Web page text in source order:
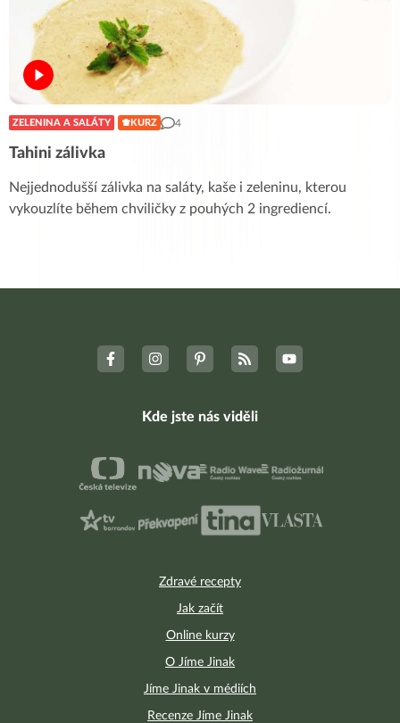
ZELENINA A SALÁTY KURZ 4
Tahini zálivka
Nejjednodušší zálivka na saláty, kaše i zeleninu, kterou
vykouzlíte během chviličky z pouhých 2 ingrediencí.
Zdravé recepty
Jak začít
Online kurzy
O Jíme Jinak
Jíme Jinak v médiích
Recenze Jíme Jinak
Kde jste nás viděli